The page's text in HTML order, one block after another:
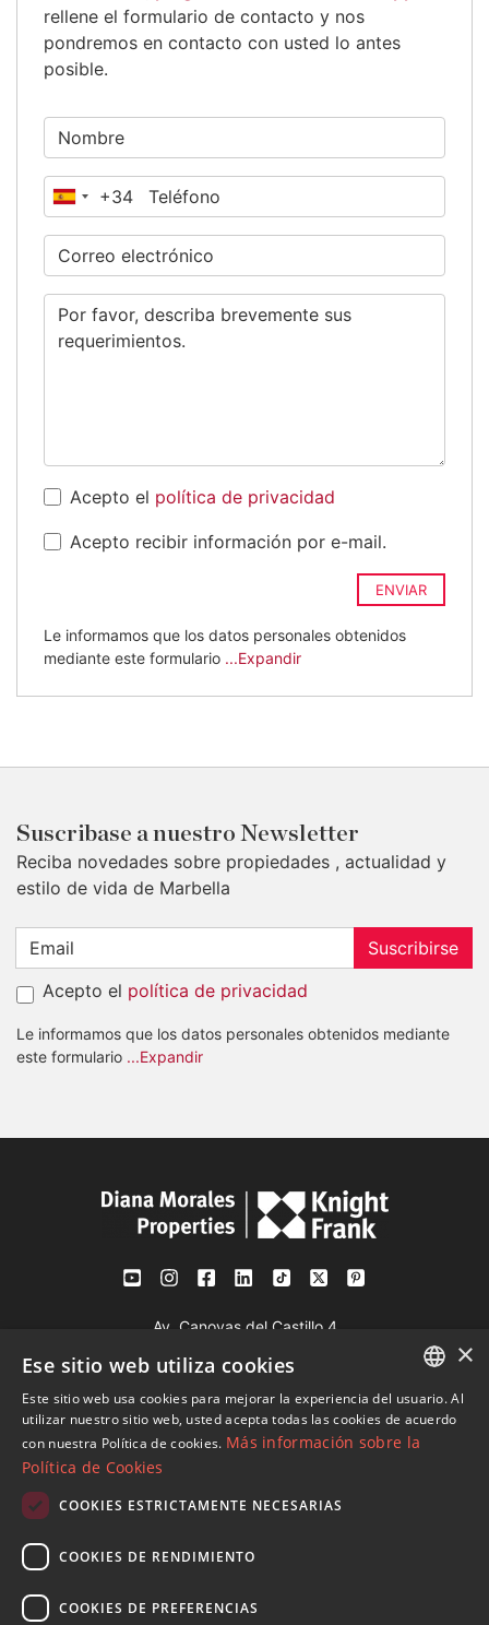
rellene el formulario de contacto y nos
pondremos en contacto con usted lo antes
posible.
España
+34
Acepto el política de privacidad
Acepto recibir información por e-mail.
ENVIAR
Le informamos que los datos personales obtenidos
mediante este formulario ...Expandir
Suscribase a nuestro Newsletter
Reciba novedades sobre propiedades , actualidad y
estilo de vida de Marbella
Suscribirse
Acepto el política de privacidad
Le informamos que los datos personales obtenidos mediante
este formulario ...Expandir
Av. Canovas del Castillo 4
29601 Marbella
Ver en mapa
Mob:+34 601 636 766
info@dmproperties.com
ENGLISH
SPANISH
×
Ese sitio web utiliza cookies
Este sitio web usa cookies para mejorar la experiencia del usuario. Al
utilizar nuestro sitio web, usted acepta todas las cookies de acuerdo
con nuestra Política de cookies. Más información sobre la
Política de Cookies
COOKIES ESTRICTAMENTE NECESARIAS
COOKIES DE RENDIMIENTO
COOKIES DE PREFERENCIAS